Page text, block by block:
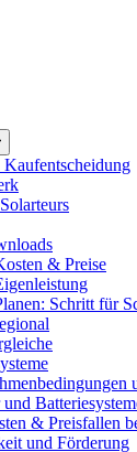
& Preise
Schritt für
& Preisfallen
und Förderung